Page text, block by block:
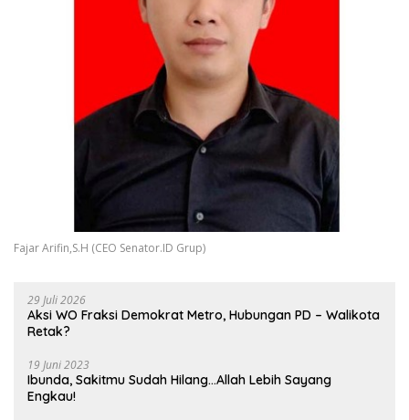
Fajar Arifin,S.H (CEO Senator.ID Grup)
29 Juli 2026
Aksi WO Fraksi Demokrat Metro, Hubungan PD – Walikota
Retak?
19 Juni 2023
Ibunda, Sakitmu Sudah Hilang…Allah Lebih Sayang
Engkau!